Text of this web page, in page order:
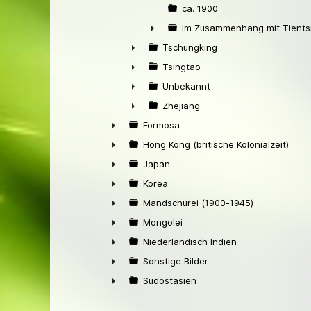
ca. 1900
►
Im Zusammenhang mit
►
Tschungking
►
Tsingtao
►
Unbekannt
►
Zhejiang
►
Formosa
►
Hong Kong (britische Kolonialzeit)
►
Japan
►
Korea
►
Mandschurei (1900-1945)
►
Mongolei
►
Niederländisch Indien
►
Sonstige Bilder
Südostasien